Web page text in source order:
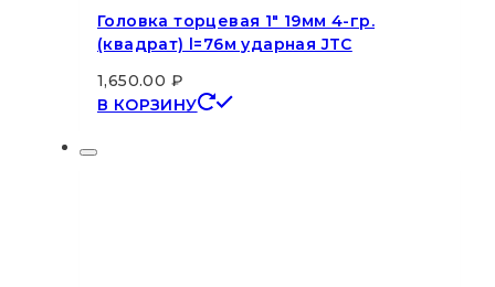
Головка торцевая 1″ 19мм 4-гр.
(квадрат) l=76м ударная JTC
1,650.00 ₽
В КОРЗИНУ